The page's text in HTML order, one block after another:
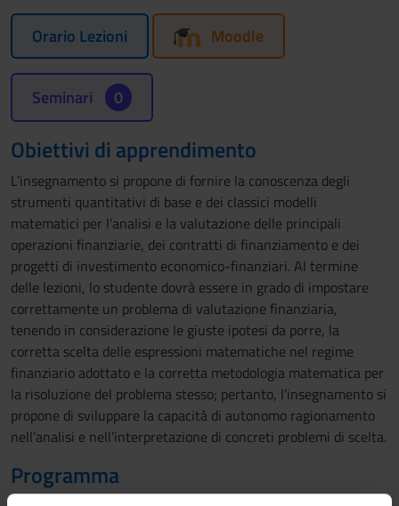
Orario Lezioni Moodle
Seminari 0
Obiettivi di apprendimento
L’insegnamento si propone di fornire la conoscenza degli
strumenti quantitativi di base e dei classici modelli
matematici per l’analisi e la valutazione delle principali
operazioni finanziarie, dei contratti di finanziamento e dei
progetti di investimento economico-finanziari. Al termine
delle lezioni, lo studente dovrà essere in grado di impostare
correttamente un problema di valutazione finanziaria,
tenendo in considerazione le giuste ipotesi da porre, la
corretta scelta delle espressioni matematiche nel regime
finanziario adottato e la corretta metodologia matematica per
la risoluzione del problema stesso; pertanto, l’insegnamento si
propone di sviluppare la capacità di autonomo ragionamento
nell’analisi e nell’interpretazione di concreti problemi di scelta.
Programma